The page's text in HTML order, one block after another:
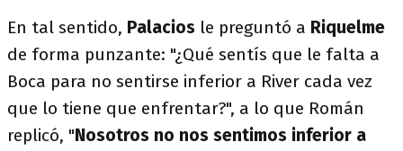
En tal sentido, Palacios le preguntó a Riquelme
de forma punzante: "¿Qué sentís que le falta a
Boca para no sentirse inferior a River cada vez
que lo tiene que enfrentar?", a lo que Román
replicó, "Nosotros no nos sentimos inferior a